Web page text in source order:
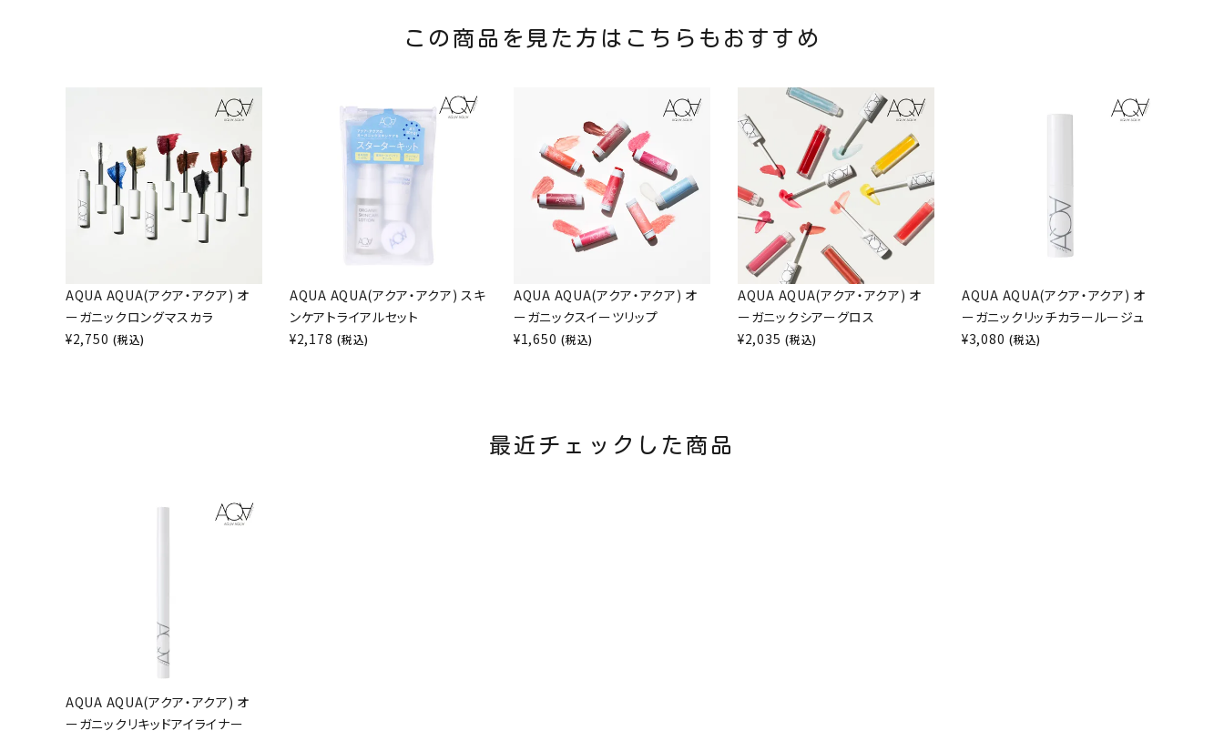
この商品を見た方はこちらもおすすめ
AQUA AQUA(アクア・アクア) オ
ーガニックロングマスカラ
¥2,750 (税込)
AQUA AQUA(アクア・アクア) スキ
ンケアトライアルセット
¥2,178 (税込)
AQUA AQUA(アクア・アクア) オ
ーガニックスイーツリップ
¥1,650 (税込)
AQUA AQUA(アクア・アクア) オ
ーガニックシアーグロス
¥2,035 (税込)
AQUA AQUA(アクア・アクア) オ
ーガニックリッチカラールージュ
¥3,080 (税込)
最近チェックした商品
AQUA AQUA(アクア・アクア) オ
ーガニックリキッドアイライナー